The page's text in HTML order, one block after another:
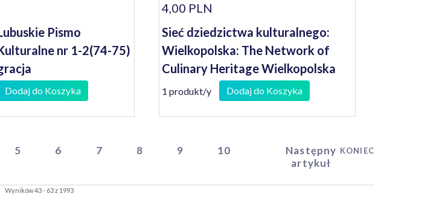
Pismo
nr 1-2(74-75)
Dodaj do Koszyka
4,00 PLN
Sieć dziedzictwa kulturalnego:
Wielkopolska: The Network of
Culinary Heritage Wielkopolska
1 produkt/y Dodaj do Koszyka
5 6 7 8 9 10
Następny
artykuł
KONIEC
Wyników 43 - 63 z 1993